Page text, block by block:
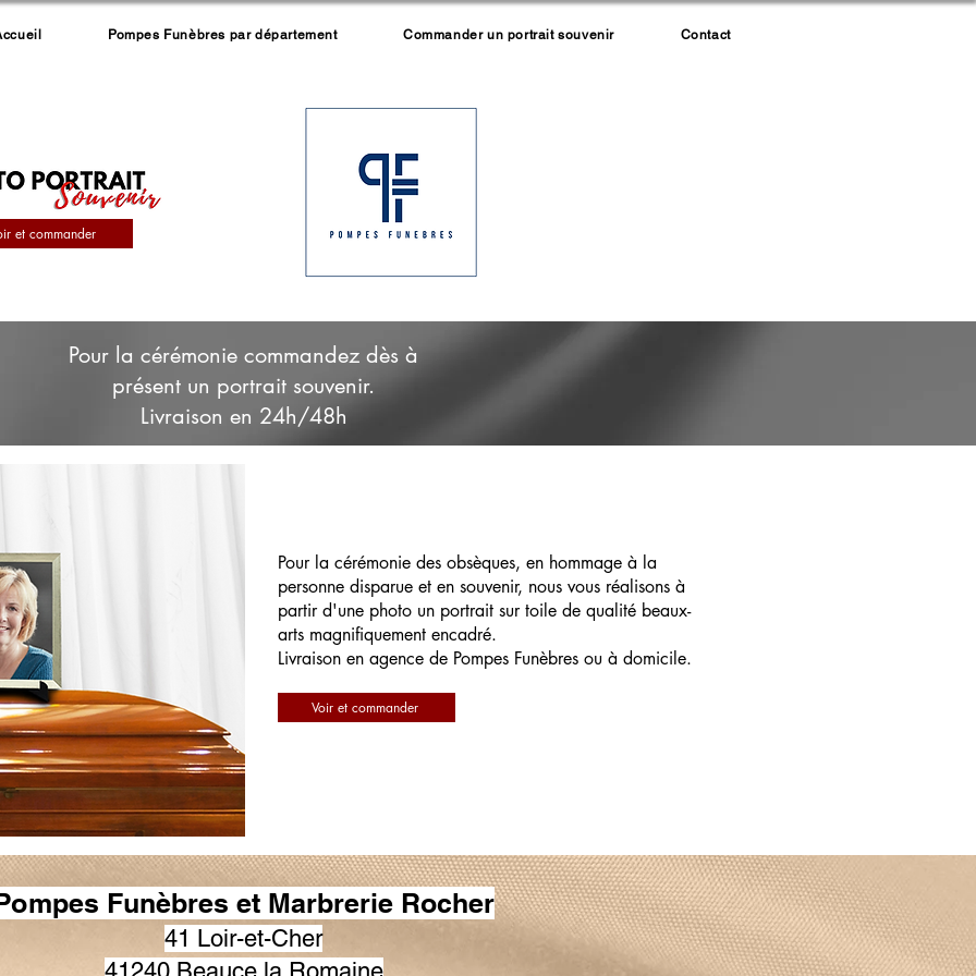
Pompes Funèbres par département Commander un portrait souvenir Contact
et commander
Pour la cérémonie commandez dès à
présent un portrait souvenir.
Livraison en 24h/48h
Pour la cérémonie des obsèques, en hommage à la
personne disparue et en souvenir, nous vous réalisons à
partir d'une photo un portrait sur toile de qualité beaux-
arts magnifiquement encadré.
Livraison en agence de Pompes Funèbres ou à domicile.
Voir et commander
Funèbres et Marbrerie Rocher
41 Loir-et-Cher